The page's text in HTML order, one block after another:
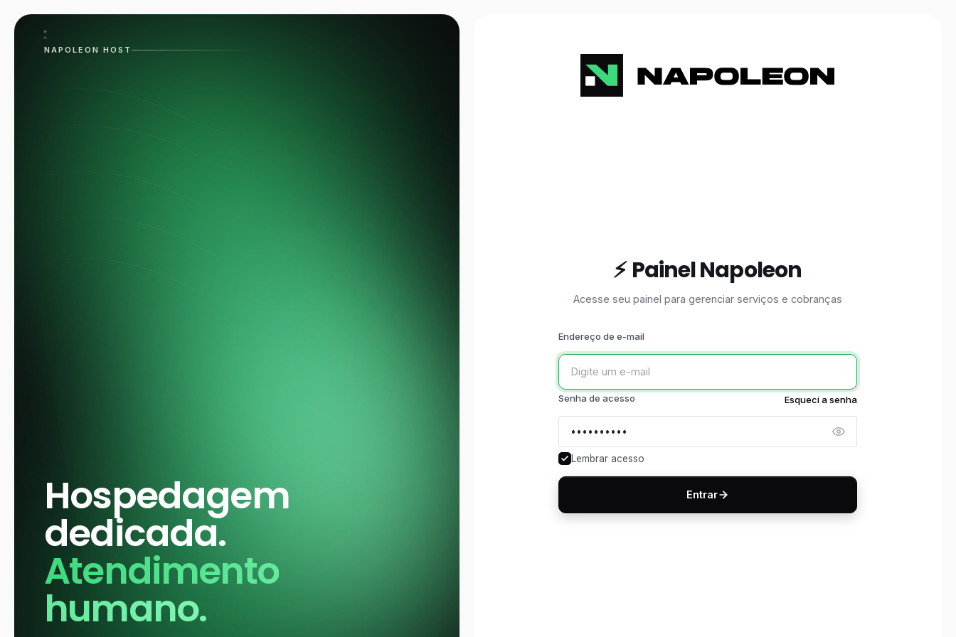
NAPOLEON HOST
Hospedagem
dedicada.
Atendimento
humano.
⚡ Painel Napoleon
Acesse seu painel para gerenciar serviços e cobranças
Endereço de e-mail
Senha de acesso Esqueci a senha
Lembrar acesso
Entrar